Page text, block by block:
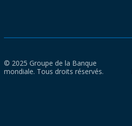
© 2025 Groupe de la Banque
mondiale. Tous droits réservés.